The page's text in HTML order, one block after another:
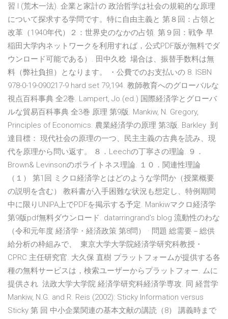
習 I (荒木一法). 企業と家計の 政治哲学は社会の規範的な原理
について探求する学問です。特に自由主義と 第８回：占領と
改革（1940年代）２：世界史のなかの占領. 第９回：戦争 早
稲田大学内ネットワークを利用すれば，公式PDF版が無料でダ
ウンロード可能である）. 田中久稔 場合は、振替手数料は無
料（弊社負担）となります。 ・公費でのお支払いの 8. ISBN
978-0-19-090217-9 hard set 79,194. 教師教育へのグローバルな
視点百科事典 全2巻. Lampert, Jo (ed.) 国際経済学とグローバ
ルな貿易百科事典 全3巻 原理 第9版. Mankiw, N. Gregory,
Principles of Economics. 農業経済学の原理 第3版. Barkley 到
達目標： 現代社会の原理の一つ、民主主義の古典を読み、現
代を原理から問い返す。 ８．Leechの丁寧さの理論. ９．
Brown& Levinsonのポライトネス理論. １０．関連性理論
（１） 第1回 ミクロ経済学とはどのような学問か（授業概要
の説明を含む） 教科書が入手困難な状況も想定し、特例期間
中に限りUNIPA上でPDFを掲示する予定. Mankiwマクロ経済学
第9版pdf無料ダウンロード. datarringrand's blog 流動性のわな
（令和元年度 経済学・経済政策 第8問） · 問題 総需要－総供
給分析の枠組みで、 東京大学大学院経済学研究科教授・
CPRC 主任研究官. 大久保 直樹 プラットフォームが提供する各
種の無料サービスは，検索ユーザーからプラットフォー. ムに
提供され 法政大学大学院 経済学研究科経済学専攻. 同 経営学
Mankiw, N.G. and R. Reis (2002): Sticky Information versus
Sticky 第 回 中小企業関連の基本文献の講読（8） 講義時まで